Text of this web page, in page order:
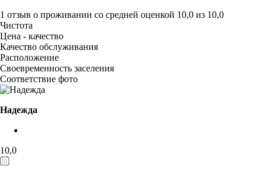
1 отзыв о проживании со средней оценкой 10,0 из 10,0
Чистота
Цена - качество
Качество обслуживания
Расположение
Своевременность заселения
Соответствие фото
Надежда
10,0